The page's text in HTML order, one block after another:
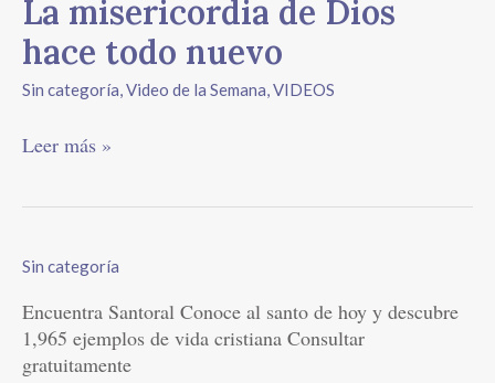
La misericordia de Dios
hace todo nuevo
Sin categoría Video de la Semana VIDEOS
Leer más »
Sin categoría
Encuentra Santoral Conoce al santo de hoy y descubre
1,965 ejemplos de vida cristiana Consultar
gratuitamente